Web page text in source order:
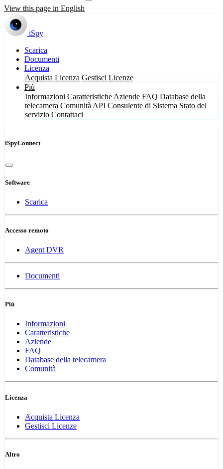
View this page in English
iSpy
Scarica
Documenti
Licenza
Acquista Licenza Gestisci Licenze
Più
Informazioni Caratteristiche Aziende FAQ Database della
telecamera Comunità API Consulente di Sistema Stato del
servizio Contattaci
iSpyConnect
Software
Scarica
Accesso remoto
Agent DVR
Documenti
Più
Informazioni
Caratteristiche
Aziende
FAQ
Database della telecamera
Comunità
Licenza
Acquista Licenza
Gestisci Licenze
Altro